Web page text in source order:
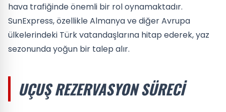
hava trafiğinde önemli bir rol oynamaktadır.
SunExpress, özellikle Almanya ve diğer Avrupa
ülkelerindeki Türk vatandaşlarına hitap ederek, yaz
sezonunda yoğun bir talep alır.
UÇUŞ REZERVASYON SÜRECI